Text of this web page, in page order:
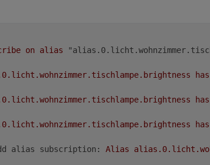
zeigen.
on alias
has
has
has
alias subscription: Alias